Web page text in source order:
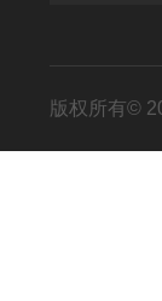
版权所有©